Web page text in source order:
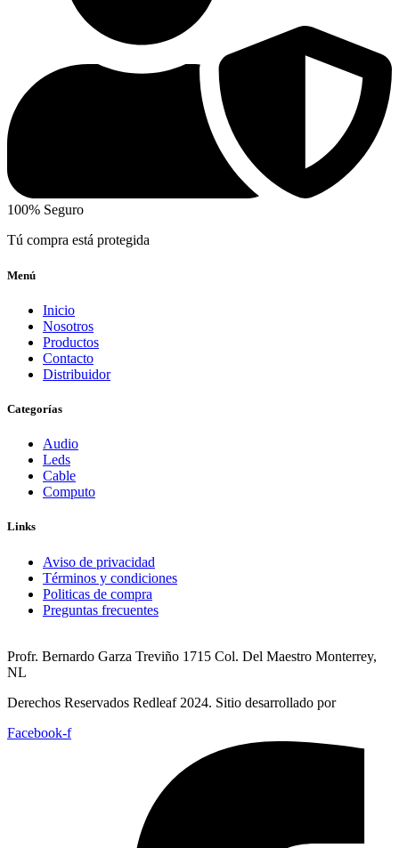
100% Seguro
Tú compra está protegida
Menú
Inicio
Nosotros
Productos
Contacto
Distribuidor
Categorías
Audio
Leds
Cable
Computo
Links
Aviso de privacidad
Términos y condiciones
Politicas de compra
Preguntas frecuentes
Profr. Bernardo Garza Treviño 1715 Col. Del Maestro Monterrey,
NL
Derechos Reservados Redleaf 2024. Sitio desarrollado por
Facebook-f